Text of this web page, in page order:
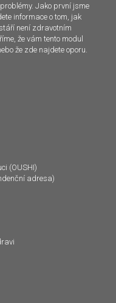
Jako první jsme
informace o tom, jak
není zdravotním
že vám tento modul
že zde najdete oporu.
(OUSHI)
adresa)